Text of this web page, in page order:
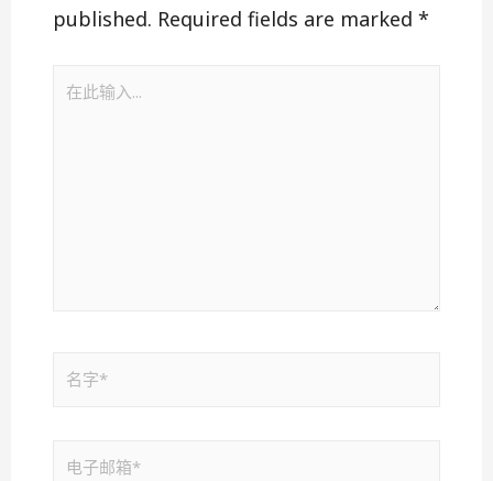
published. Required fields are marked*